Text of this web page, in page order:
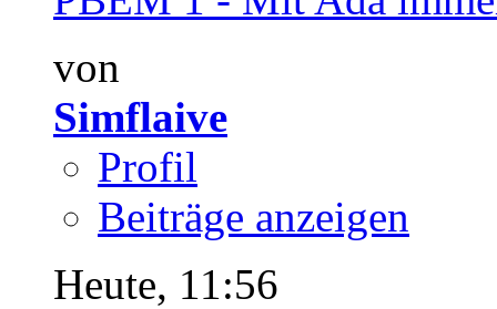
von
Simflaive
Profil
Beiträge anzeigen
Heute, 11:56